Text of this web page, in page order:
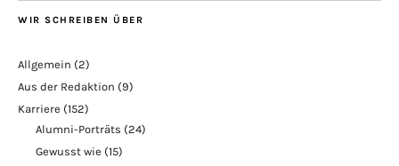
WIR SCHREIBEN ÜBER
Allgemein (2)
Aus der Redaktion (9)
Karriere (152)
Alumni-Porträts (24)
Gewusst wie (15)